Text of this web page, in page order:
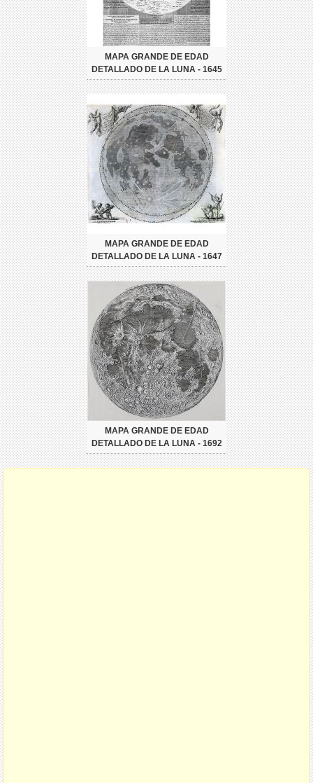
MAPA GRANDE DE EDAD
DETALLADO DE LA LUNA - 1645
MAPA GRANDE DE EDAD
DETALLADO DE LA LUNA - 1647
MAPA GRANDE DE EDAD
DETALLADO DE LA LUNA - 1692